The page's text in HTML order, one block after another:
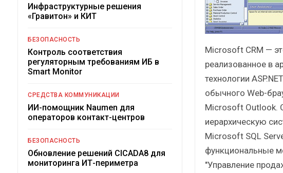
Microsoft CRM —
реализованное в
технологии
обычного Web-
Microsoft Outlook.
иерархическую
Microsoft SQL
функциональные
"Управление
Инфраструктурные решения
«Гравитон» и КИТ
БЕЗОПАСНОСТЬ
Контроль соответствия
регуляторным требованиям ИБ в
Smart Monitor
СРЕДСТВА КОММУНИКАЦИИ
ИИ-помощник Naumen для
операторов контакт-центров
БЕЗОПАСНОСТЬ
Обновление решений CICADA8 для
мониторинга ИТ-периметра